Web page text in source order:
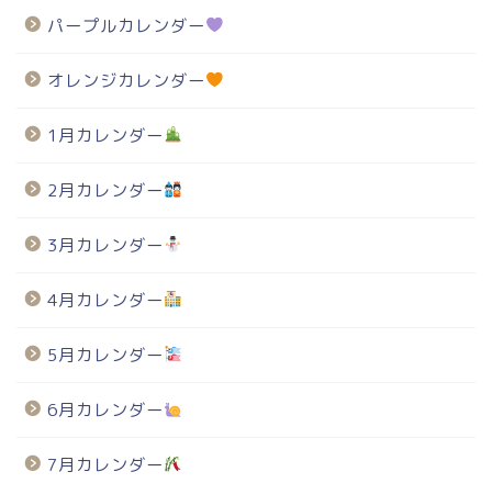
パープルカレンダー
オレンジカレンダー
1月カレンダー
2月カレンダー
3月カレンダー
4月カレンダー
5月カレンダー
6月カレンダー
7月カレンダー